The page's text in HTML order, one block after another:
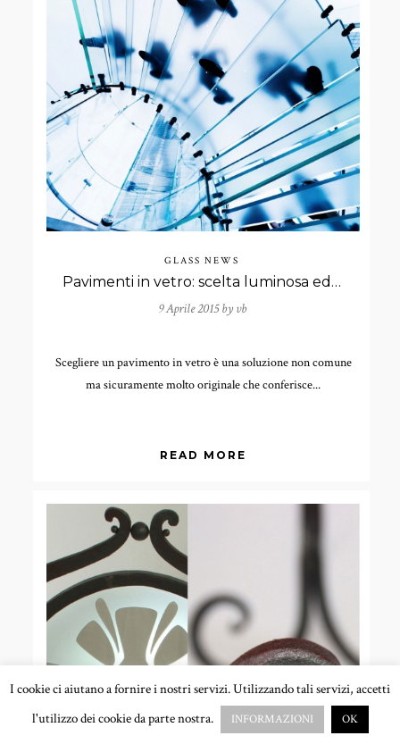
GLASS NEWS
Pavimenti in vetro: scelta luminosa ed elegante
9 Aprile 2015 by vb
Scegliere un pavimento in vetro è una soluzione non comune
ma sicuramente molto originale che conferisce...
READ MORE
I cookie ci aiutano a fornire i nostri servizi. Utilizzando tali servizi, accetti
l'utilizzo dei cookie da parte nostra.
INFORMAZIONI OK